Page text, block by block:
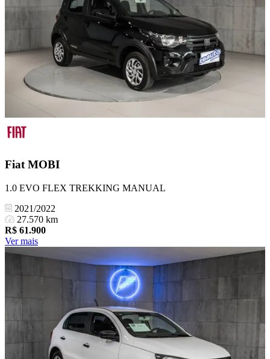
Fiat MOBI
1.0 EVO FLEX TREKKING MANUAL
2021/2022
27.570 km
R$ 61.900
Ver mais